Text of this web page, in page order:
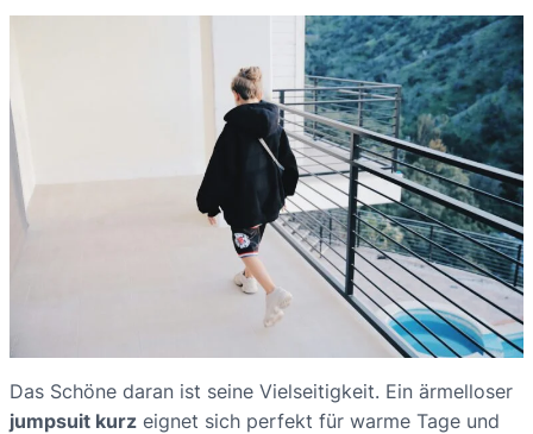
Das Schöne daran ist seine Vielseitigkeit. Ein ärmelloser
jumpsuit kurz eignet sich perfekt für warme Tage und